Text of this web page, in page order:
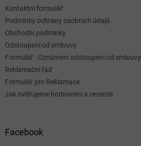
Kontaktní formulář
Podmínky ochrany osobních údajů
Obchodní podmínky
Odstoupení od smlouvy
Formulář - Oznámení odstoupení od smlouvy
Reklamační řád
Formulář pro Reklamace
Jak ověřujeme hodnocení a recenze
Facebook